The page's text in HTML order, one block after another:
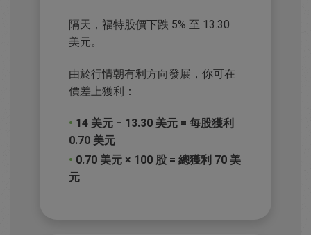
隔天，福特股價下跌 5% 至 13.30
美元。
由於行情朝有利方向發展，你可在
價差上獲利：
• 14 美元 − 13.30 美元 = 每股獲利
0.70 美元
• 0.70 美元 × 100 股 = 總獲利 70 美
元